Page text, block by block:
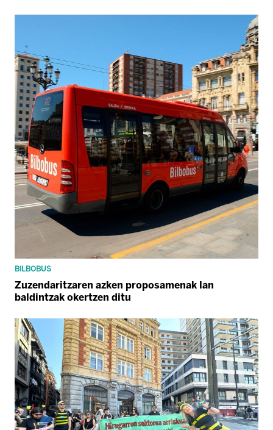
BILBOBUS
Zuzendaritzaren azken proposamenak lan
baldintzak okertzen ditu